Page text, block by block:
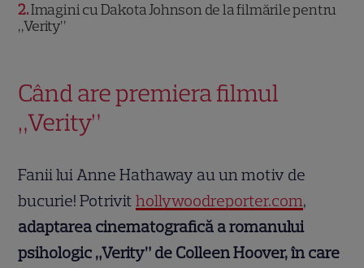
2 Imagini cu Dakota Johnson de la filmările pentru
„Verity”
Când are premiera filmul
„Verity”
Fanii lui Anne Hathaway au un motiv de
bucurie! Potrivithollywoodreporter.com,
adaptarea cinematografică a romanului
psihologic „Verity” de Colleen Hoover, în care